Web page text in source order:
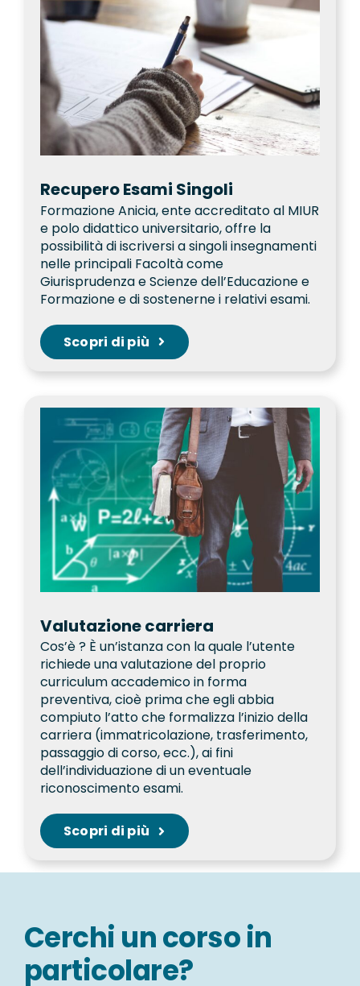
Recupero Esami Singoli
Formazione Anicia, ente accreditato al MIUR
e polo didattico universitario, offre la
possibilità di iscriversi a singoli insegnamenti
nelle principali Facoltà come
Giurisprudenza e Scienze dell’Educazione e
Formazione e di sostenerne i relativi esami.
Scopri di più
Valutazione carriera
Cos’è ? È un’istanza con la quale l’utente
richiede una valutazione del proprio
curriculum accademico in forma
preventiva, cioè prima che egli abbia
compiuto l’atto che formalizza l’inizio della
carriera (immatricolazione, trasferimento,
passaggio di corso, ecc.), ai fini
dell’individuazione di un eventuale
riconoscimento esami.
Scopri di più
Cerchi un corso in
particolare?